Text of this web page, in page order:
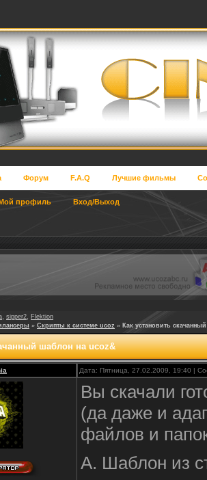
Форум F.A.Q Лучшие фильмы
профиль Вход/Выход
sipper2
Flektion
» Скрипты к системе ucoz » Как установить
шаблон на ucoz&
Дата: Пятница, 27.02.2009, 19:40 |
Вы скачали
(да даже и
файлов и
А. Шаблон из